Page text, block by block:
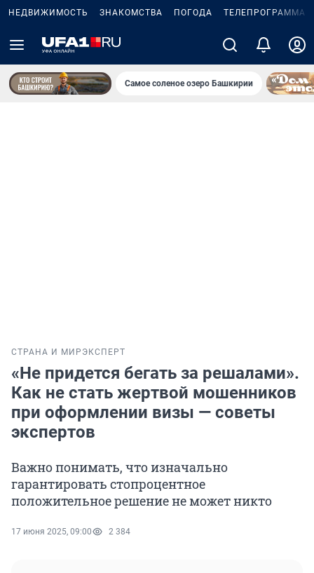
НЕДВИЖИМОСТЬ ЗНАКОМСТВА ПОГОДА ТЕЛЕПРОГРАММА
Самое соленое озеро Башкирии
СТРАНА И МИР ЭКСПЕРТ
«Не придется бегать за решалами».
Как не стать жертвой мошенников
при оформлении визы — советы
экспертов
Важно понимать, что изначально
гарантировать стопроцентное
положительное решение не может никто
17 июня 2025, 09:00 2 384